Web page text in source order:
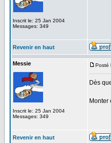
Inscrit le: 25 Jan 2004
Messages: 349
Revenir en haut
Messie
Inscrit le: 25 Jan 2004
Messages: 349
Posté
Dès
Monter
Revenir en haut